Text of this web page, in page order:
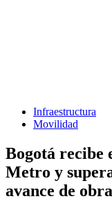
Infraestructura
Movilidad
Bogotá recibe
Metro y
avance de